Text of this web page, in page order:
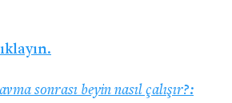
sonrası beyin nasıl çalışır?: